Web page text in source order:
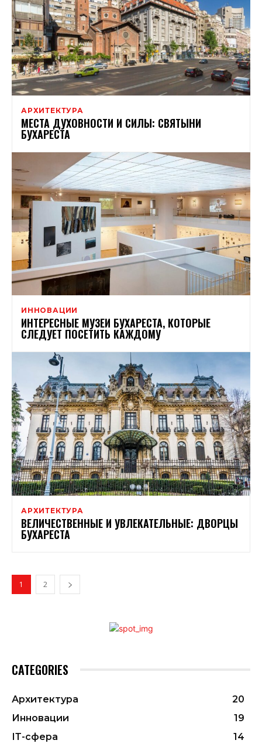
АРХИТЕКТУРА
МЕСТА ДУХОВНОСТИ И СИЛЫ: СВЯТЫНИ
БУХАРЕСТА
ИННОВАЦИИ
ИНТЕРЕСНЫЕ МУЗЕИ БУХАРЕСТА, КОТОРЫЕ
СЛЕДУЕТ ПОСЕТИТЬ КАЖДОМУ
АРХИТЕКТУРА
ВЕЛИЧЕСТВЕННЫЕ И УВЛЕКАТЕЛЬНЫЕ: ДВОРЦЫ
БУХАРЕСТА
1 2
CATEGORIES
Архитектура
20
Инновации
19
ІТ-сфера
14